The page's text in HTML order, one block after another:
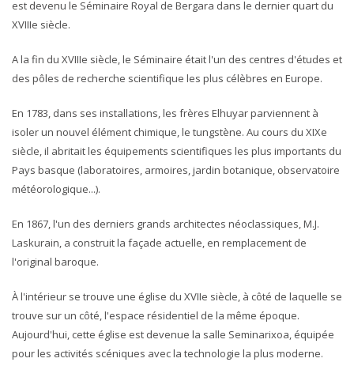
est devenu le Séminaire Royal de Bergara dans le dernier quart du
XVIIIe siècle.
A la fin du XVIIIe siècle, le Séminaire était l'un des centres d'études et
des pôles de recherche scientifique les plus célèbres en Europe.
En 1783, dans ses installations, les frères Elhuyar parviennent à
isoler un nouvel élément chimique, le tungstène. Au cours du XIXe
siècle, il abritait les équipements scientifiques les plus importants du
Pays basque (laboratoires, armoires, jardin botanique, observatoire
météorologique...).
En 1867, l'un des derniers grands architectes néoclassiques, M.J.
Laskurain, a construit la façade actuelle, en remplacement de
l'original baroque.
À l'intérieur se trouve une église du XVIIe siècle, à côté de laquelle se
trouve sur un côté, l'espace résidentiel de la même époque.
Aujourd'hui, cette église est devenue la salle Seminarixoa, équipée
pour les activités scéniques avec la technologie la plus moderne.